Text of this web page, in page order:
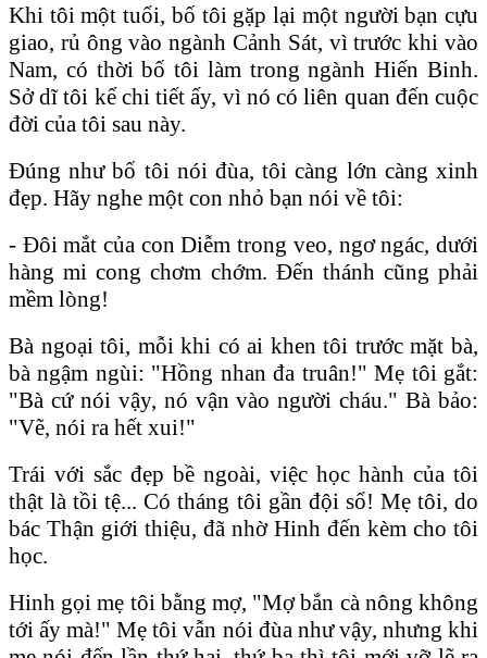
Khi tôi một tuổi, bố tôi gặp lại một người bạn cựu
giao, rủ ông vào ngành Cảnh Sát, vì trước khi vào
Nam, có thời bố tôi làm trong ngành Hiến Binh.
Sở dĩ tôi kể chi tiết ấy, vì nó có liên quan đến cuộc
đời của tôi sau này.
Đúng như bố tôi nói đùa, tôi càng lớn càng xinh
đẹp. Hãy nghe một con nhỏ bạn nói về tôi:
- Đôi mắt của con Diễm trong veo, ngơ ngác, dưới
hàng mi cong chơm chớm. Đến thánh cũng phải
mềm lòng!
Bà ngoại tôi, mỗi khi có ai khen tôi trước mặt bà,
bà ngậm ngùi: "Hồng nhan đa truân!" Mẹ tôi gắt:
"Bà cứ nói vậy, nó vận vào người cháu." Bà bảo:
"Vẽ, nói ra hết xui!"
Trái với sắc đẹp bề ngoài, việc học hành của tôi
thật là tồi tệ... Có tháng tôi gần đội sổ! Mẹ tôi, do
bác Thận giới thiệu, đã nhờ Hinh đến kèm cho tôi
học.
Hinh gọi mẹ tôi bằng mợ, "Mợ bắn cà nông không
tới ấy mà!" Mẹ tôi vẫn nói đùa như vậy, nhưng khi